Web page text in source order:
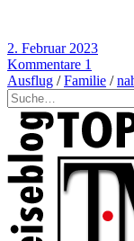
2. Februar 2023
Kommentare 1
Ausflug /Familie /
Suche